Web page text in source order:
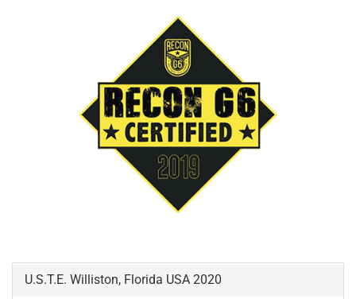
U.S.T.E. Williston, Florida USA 2020